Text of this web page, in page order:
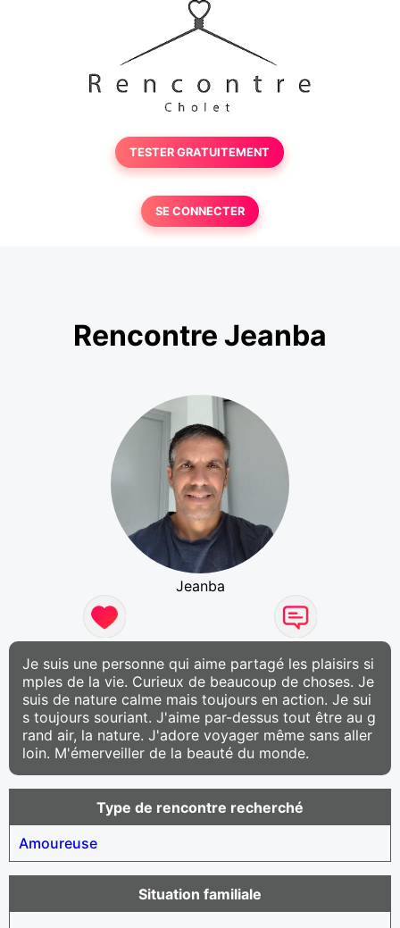
TESTER GRATUITEMENT
SE CONNECTER
Rencontre Jeanba
Jeanba
Je suis une personne qui aime partagé les plaisirs si
mples de la vie. Curieux de beaucoup de choses. Je
suis de nature calme mais toujours en action. Je sui
s toujours souriant. J'aime par-dessus tout être au g
rand air, la nature. J'adore voyager même sans aller
loin. M'émerveiller de la beauté du monde.
Type de rencontre recherché
Amoureuse
Situation familiale